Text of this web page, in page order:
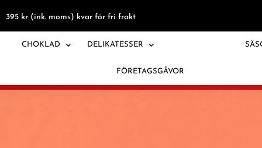
395 kr (ink. moms) kvar för fri frakt
CHOKLAD DELIKATESSER
FÖRETAGSGÅVOR